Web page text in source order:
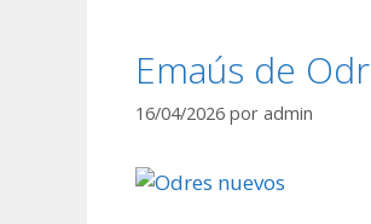
Emaús de
16/04/2026 por admin